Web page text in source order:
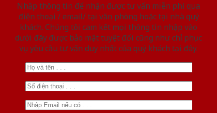
Nhập thông tin để nhận được tư vấn miễn phí qua
điện thoại / email/ tại văn phòng hoặc tại nhà quý
khách. Chúng tôi cam kết mọi thông tin nhập vào
dưới đây được bảo mật tuyệt đối cũng như chỉ phục
vụ yêu cầu tư vấn duy nhất của quý khách tại đây.